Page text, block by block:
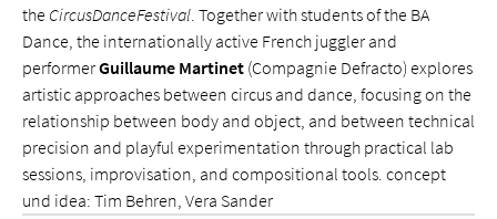
the CircusDanceFestival. Together with students of the BA
Dance, the internationally active French juggler and
performerGuillaume Martinet (Compagnie Defracto) explores
artistic approaches between circus and dance, focusing on the
relationship between body and object, and between technical
precision and playful experimentation through practical lab
sessions, improvisation, and compositional tools. concept
und idea: Tim Behren, Vera Sander